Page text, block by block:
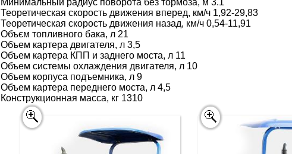
Теоретическая скорость движения вперед, км/ч 1,92-29,83
Теоретическая скорость движения назад, км/ч 0,54-11,91
Объєм топливного бака, л 21
Объем картера двигателя, л 3,5
Объем картера КПП и заднего моста, л 11
Объем системы охлаждения двигателя, л 10
Объем корпуса подъемника, л 9
Объем картера переднего моста, л 4,5
Конструкционная масса, кг 1310